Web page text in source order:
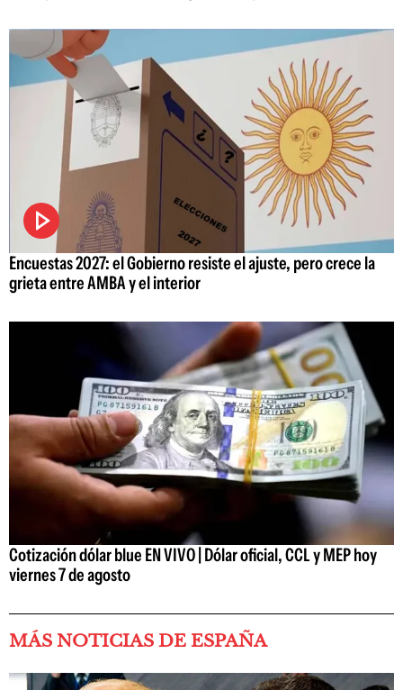
Encuestas 2027: el Gobierno resiste el ajuste, pero crece la
grieta entre AMBA y el interior
Cotización dólar blue EN VIVO | Dólar oficial, CCL y MEP hoy
viernes 7 de agosto
MÁS NOTICIAS DE ESPAÑA